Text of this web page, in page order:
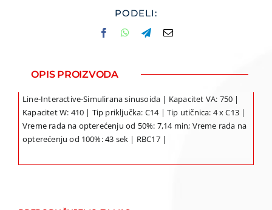
AVR
PODELI:
OPIS PROIZVODA
Line-Interactive-Simulirana sinusoida | Kapacitet VA: 750 |
Kapacitet W: 410 | Tip priključka: C14 | Tip utičnica: 4 x C13 |
Vreme rada na opterećenju od 50%: 7,14 min; Vreme rada na
opterećenju od 100%: 43 sek | RBC17 |